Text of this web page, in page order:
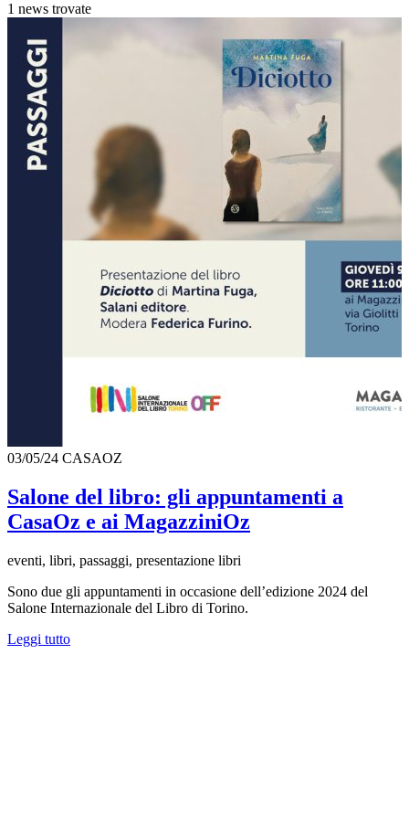
1 news trovate
03/05/24 CASAOZ
Salone del libro: gli appuntamenti a
CasaOz e ai MagazziniOz
eventi, libri, passaggi, presentazione libri
Sono due gli appuntamenti in occasione dell’edizione 2024 del
Salone Internazionale del Libro di Torino.
Leggi tutto